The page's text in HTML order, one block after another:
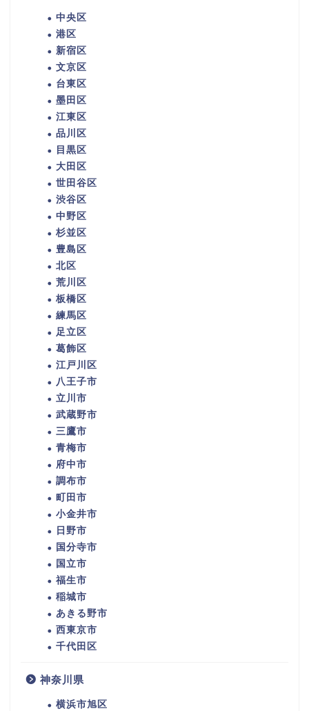
中央区
港区
新宿区
文京区
台東区
墨田区
江東区
品川区
目黒区
大田区
世田谷区
渋谷区
中野区
杉並区
豊島区
北区
荒川区
板橋区
練馬区
足立区
葛飾区
江戸川区
八王子市
立川市
武蔵野市
三鷹市
青梅市
府中市
調布市
町田市
小金井市
日野市
国分寺市
国立市
福生市
稲城市
あきる野市
西東京市
千代田区
神奈川県
横浜市旭区